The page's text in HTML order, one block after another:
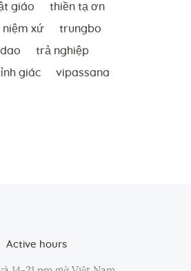
giáo thiền tạ ơn
xứ trungbo
trả nghiệp
giác vipassana
Active hours